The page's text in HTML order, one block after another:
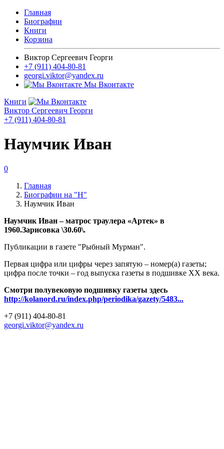
Главная
Биографии
Книги
Корзина
Виктор Сергеевич Георги
+7 (911) 404-80-81
georgi.viktor@yandex.ru
Мы Вконтакте
Книги
Виктор Сергеевич Георги
+7 (911) 404-80-81
Наумчик Иван
0
Главная
Биографии на "Н"
Наумчик Иван
Наумчик Иван – матрос траулера «Артек» в
1960.Зарисовка \30.60\.
Публикации в газете "Рыбный Мурман".
Первая цифра или цифры через запятую – номер(а) газеты;
цифра после точки – год выпуска газеты в подшивке ХХ века.
Смотри полувековую подшивку газеты здесь
http://kolanord.ru/index.php/periodika/gazety/5483...
+7 (911) 404-80-81
georgi.viktor@yandex.ru